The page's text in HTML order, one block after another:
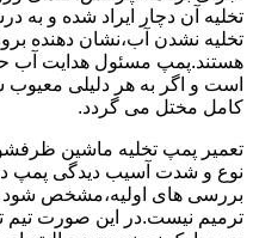
تخلیه آن دچار ایراد شده و به
تخلیه نشدن آب،نشان دهنده
هستند.پمپ مسئول هدایت آب
است و اگر به هر دلیلی
کامل مختل می گردد.
تعمیر پمپ تخلیه ماشین
نوع و شدت آسیب دیدگی پمپ
بررسی های اولیه،مشخص شود
ترمیم نیست.در این صورت تیم